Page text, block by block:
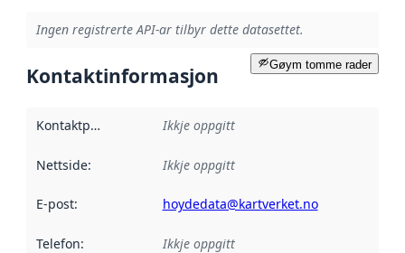
Ingen registrerte API-ar tilbyr dette datasettet.
Gøym tomme rader
Kontaktinformasjon
Kontaktpunkt Ikkje oppgitt
Nettside: Ikkje oppgitt
E-post: hoydedata@kartverket.no
Telefon: Ikkje oppgitt